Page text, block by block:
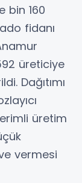
bin 160
fidanı
üreticiye
Dağıtımı
üretim
vermesi